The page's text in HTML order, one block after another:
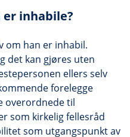
er inhabile?
om han er inhabil.
det kan gjøres uten
ellers selv
forelegge
overordnede til
som kirkelig fellesråd
som utgangspunkt av